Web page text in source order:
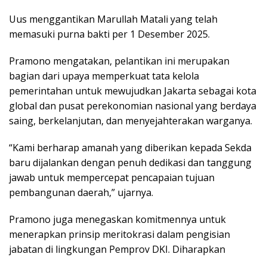
Uus menggantikan Marullah Matali yang telah
memasuki purna bakti per 1 Desember 2025.
Pramono mengatakan, pelantikan ini merupakan
bagian dari upaya memperkuat tata kelola
pemerintahan untuk mewujudkan Jakarta sebagai kota
global dan pusat perekonomian nasional yang berdaya
saing, berkelanjutan, dan menyejahterakan warganya.
“Kami berharap amanah yang diberikan kepada Sekda
baru dijalankan dengan penuh dedikasi dan tanggung
jawab untuk mempercepat pencapaian tujuan
pembangunan daerah,” ujarnya.
Pramono juga menegaskan komitmennya untuk
menerapkan prinsip meritokrasi dalam pengisian
jabatan di lingkungan Pemprov DKI. Diharapkan